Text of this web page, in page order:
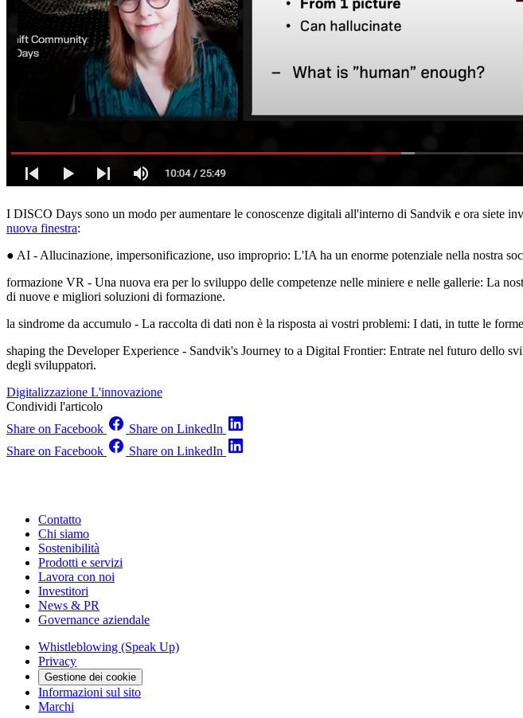
I DISCO Days sono un modo per aumentare le conoscenze digitali all'interno di Sandvik e ora siete
nuova finestra:
● AI - Allucinazione, impersonificazione, uso improprio: L'IA ha un enorme potenziale nella nostra
formazione VR - Una nuova era per lo sviluppo delle competenze nelle miniere e nelle gallerie: La
di nuove e migliori soluzioni di formazione.
la sindrome da accumulo - La raccolta di dati non è la risposta ai vostri problemi: I dati, in tutte le
shaping the Developer Experience - Sandvik's Journey to a Digital Frontier: Entrate nel futuro dello
degli sviluppatori.
Digitalizzazione L'innovazione
Condividi l'articolo
Share on Facebook
Share on LinkedIn
Share on Facebook
Share on LinkedIn
Contatto
Chi siamo
Sostenibilità
Prodotti e servizi
Lavora con noi
Investitori
News & PR
Governance aziendale
Whistleblowing (Speak Up)
Privacy
Gestione dei cookie
Informazioni sul sito
Marchi